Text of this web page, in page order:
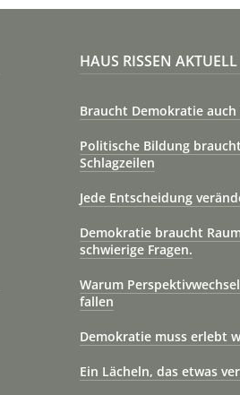
HAUS RISSEN AKTUELL
Braucht Demokratie auch
Politische Bildung
Schlagzeilen
Jede Entscheidung
Demokratie braucht
schwierige Fragen.
Warum
fallen
Demokratie muss erlebt
Ein Lächeln, das etwas